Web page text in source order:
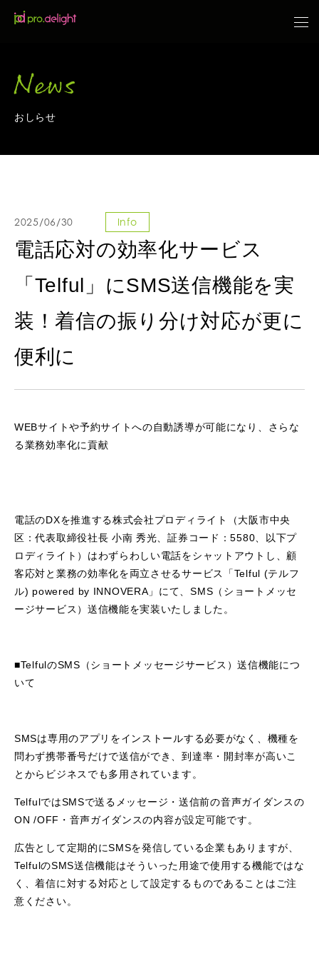
News
おしらせ
2025/06/30 Info
電話応対の効率化サービス
「Telful」にSMS送信機能を実
装！着信の振り分け対応が更に
便利に
WEBサイトや予約サイトへの自動誘導が可能になり、さらな
る業務効率化に貢献
電話のDXを推進する株式会社プロディライト（大阪市中央
区：代表取締役社長 小南 秀光、証券コード：5580、以下プ
ロディライト）はわずらわしい電話をシャットアウトし、顧
客応対と業務の効率化を両立させるサービス「Telful (テルフ
ル) powered by INNOVERA」にて、SMS（ショートメッセ
ージサービス）送信機能を実装いたしました。
■TelfulのSMS（ショートメッセージサービス）送信機能につ
いて
SMSは専用のアプリをインストールする必要がなく、機種を
問わず携帯番号だけで送信ができ、到達率・開封率が高いこ
とからビジネスでも多用されています。
TelfulではSMSで送るメッセージ・送信前の音声ガイダンスの
ON /OFF・音声ガイダンスの内容が設定可能です。
広告として定期的にSMSを発信している企業もありますが、
TelfulのSMS送信機能はそういった用途で使用する機能ではな
く、着信に対する対応として設定するものであることはご注
意ください。